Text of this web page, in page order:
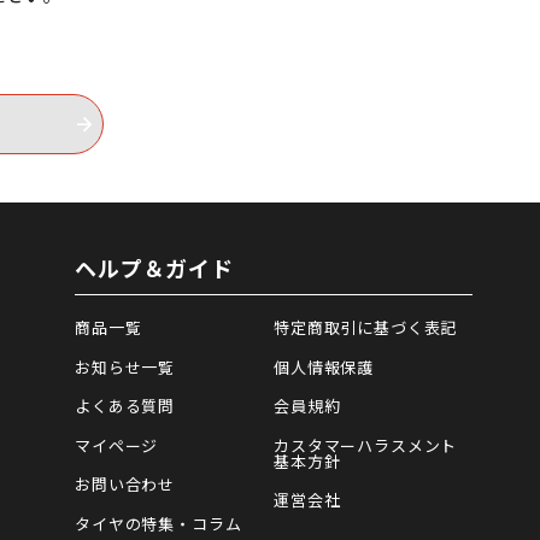
ヘルプ＆ガイド
商品一覧
お知らせ一覧
よくある質問
マイページ
お問い合わせ
タイヤの特集・コラム
特定商取引に基づく表記
個人情報保護
会員規約
カスタマーハラスメント
基本方針
運営会社